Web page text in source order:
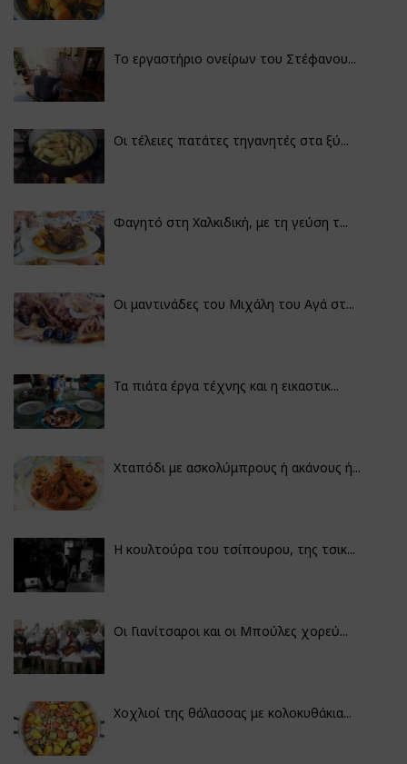
Το εργαστήριο ονείρων του Στέφανου...
Οι τέλειες πατάτες τηγανητές στα ξύ...
Φαγητό στη Χαλκιδική, με τη γεύση τ...
Οι μαντινάδες του Μιχάλη του Αγά στ...
Τα πιάτα έργα τέχνης και η εικαστικ...
Χταπόδι με ασκολύμπρους ή ακάνους ή...
Η κουλτούρα του τσίπουρου, της τσικ...
Οι Γιανίτσαροι και οι Μπούλες χορεύ...
Χοχλιοί της θάλασσας με κολοκυθάκια...